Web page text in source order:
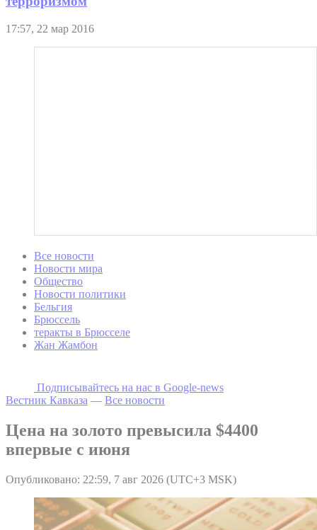
17:57, 22 мар 2016
Все новости
Новости мира
Общество
Новости политики
Бельгия
Брюссель
теракты в Брюсселе
Жан Жамбон
Подписывайтесь на наc в Google-news
Вестник Кавказа — Все новости
Цена на золото превысила $4400
впервые с июня
Опубликовано: 22:59, 7 авг 2026 (UTC+3 MSK)